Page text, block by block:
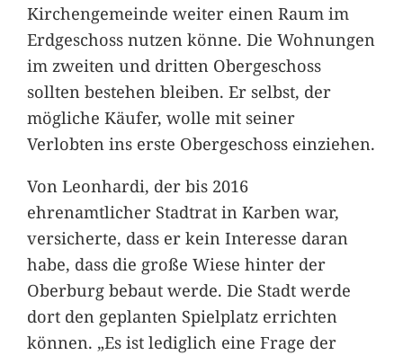
Kirchengemeinde weiter einen Raum im
Erdgeschoss nutzen könne. Die Wohnungen
im zweiten und dritten Obergeschoss
sollten bestehen bleiben. Er selbst, der
mögliche Käufer, wolle mit seiner
Verlobten ins erste Obergeschoss einziehen.
Von Leonhardi, der bis 2016
ehrenamtlicher Stadtrat in Karben war,
versicherte, dass er kein Interesse daran
habe, dass die große Wiese hinter der
Oberburg bebaut werde. Die Stadt werde
dort den geplanten Spielplatz errichten
können. „Es ist lediglich eine Frage der